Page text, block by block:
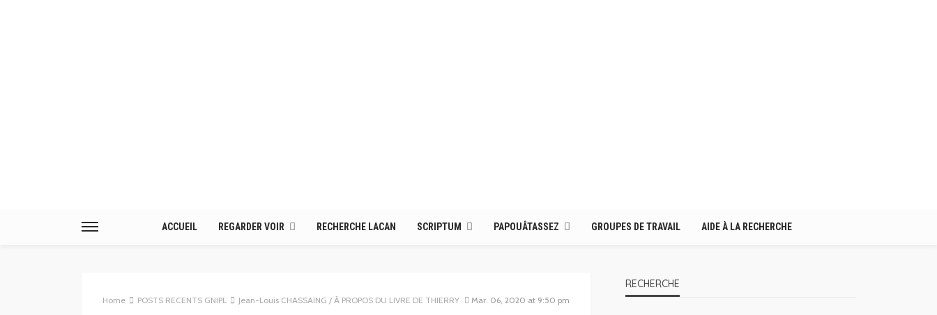
ACCUEIL REGARDER VOIR RECHERCHE LACAN SCRIPTUM PAPOUÂTASSEZ GROUPES DE TRAVAIL AIDE À LA RECHERCHE
Home POSTS RECENTS GNIPL Jean-Louis CHASSAING / À PROPOS DU LIVRE DE THIERRY ROTH « LES AFFRANCHIS » / Mar. 06, 2020 at 9:50 pm
RECHERCHE